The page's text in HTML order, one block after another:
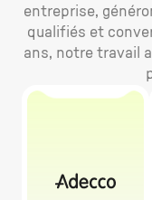
entreprise,
qualifiés et
ans, notre travail